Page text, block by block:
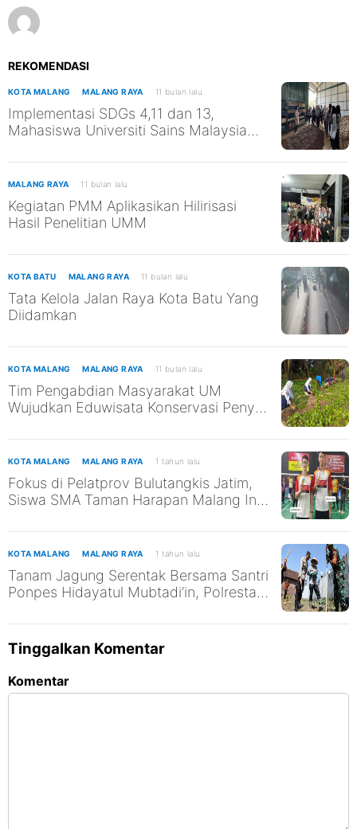
REKOMENDASI
KOTA MALANG MALANG RAYA 11 bulan lalu
Implementasi SDGs 4,11 dan 13,
Mahasiswa Universiti Sains Malaysia
MALANG RAYA 11 bulan lalu
Kegiatan PMM Aplikasikan Hilirisasi
Hasil Penelitian UMM
KOTA BATU MALANG RAYA 11 bulan lalu
Tata Kelola Jalan Raya Kota Batu Yang
Diidamkan
KOTA MALANG MALANG RAYA 11 bulan lalu
Tim Pengabdian Masyarakat UM
Wujudkan Eduwisata Konservasi Penyu
SDGs ke-13 dan ke-14
KOTA MALANG MALANG RAYA 1 tahun lalu
Fokus di Pelatprov Bulutangkis Jatim,
Siswa SMA Taman Harapan Malang Ini
KOTA MALANG MALANG RAYA 1 tahun lalu
Tanam Jagung Serentak Bersama Santri
Ponpes Hidayatul Mubtadi’in, Polresta
Pangan Nasional
Tinggalkan Komentar
Komentar